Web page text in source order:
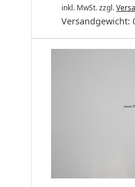
inkl. MwSt.zzgl.
Versandgewicht: